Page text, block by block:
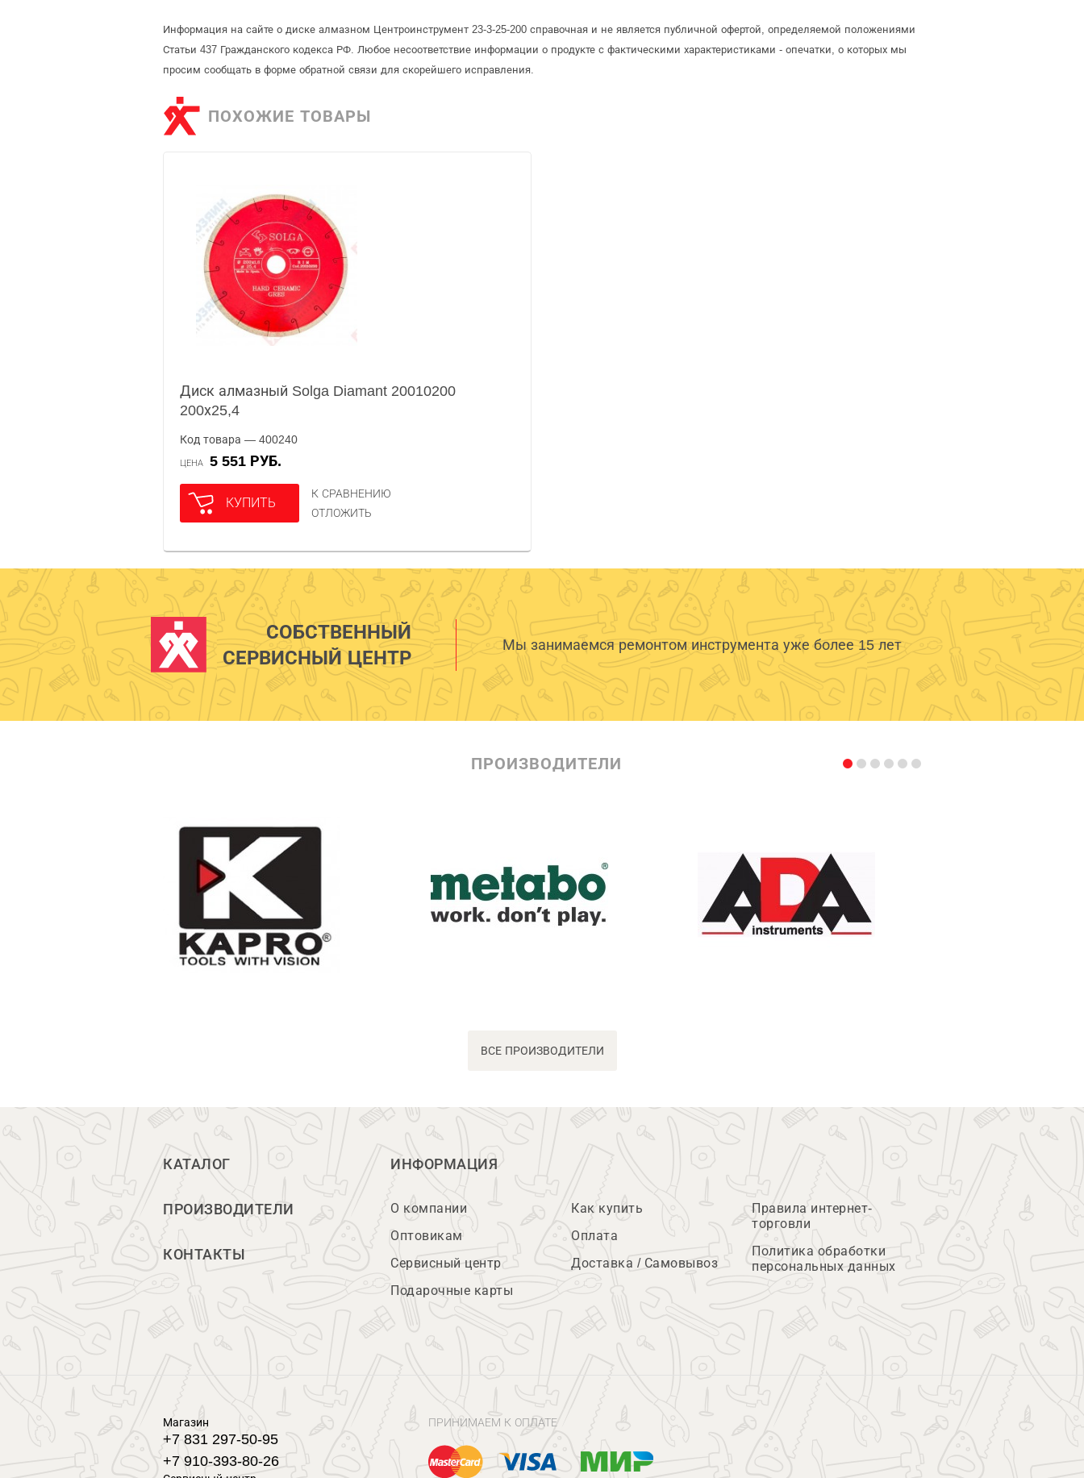
Информация на сайте о диске алмазном Центроинструмент 23-3-25-200 справочная и не является публичной офертой, определяемой положениями
Статьи 437 Гражданского кодекса РФ. Любое несоответствие информации о продукте с фактическими характеристиками - опечатки, о которых мы
просим сообщать в форме обратной связи для скорейшего исправления.
ПОХОЖИЕ ТОВАРЫ
Диск алмазный Solga Diamant 20010200
200х25,4
Код товара — 400240
ЦЕНА 5 551 РУБ.
КУПИТЬ
К СРАВНЕНИЮ
ОТЛОЖИТЬ
СОБСТВЕННЫЙ
СЕРВИСНЫЙ ЦЕНТР
Мы занимаемся ремонтом инструмента уже более 15 лет
ПРОИЗВОДИТЕЛИ
ВСЕ ПРОИЗВОДИТЕЛИ
КАТАЛОГ
ПРОИЗВОДИТЕЛИ
КОНТАКТЫ
ИНФОРМАЦИЯ
О компании
Оптовикам
Сервисный центр
Подарочные карты
Как купить
Оплата
Доставка / Самовывоз
Правила интернет-
торговли
Политика обработки
персональных данных
Магазин
+7 831 297-50-95
+7 910-393-80-26
ПРИНИМАЕМ К ОПЛАТЕ